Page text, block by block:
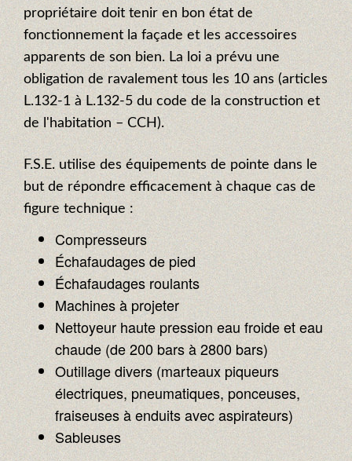
propriétaire doit tenir en bon état de
fonctionnement la façade et les accessoires
apparents de son bien. La loi a prévu une
obligation de ravalement tous les 10 ans (articles
L.132-1 à L.132-5 du code de la construction et
de l'habitation – CCH).
F.S.E. utilise des équipements de pointe dans le
but de répondre efficacement à chaque cas de
figure technique :
Compresseurs
Échafaudages de pied
Échafaudages roulants
Machines à projeter
Nettoyeur haute pression eau froide et eau
chaude (de 200 bars à 2800 bars)
Outillage divers (marteaux piqueurs
électriques, pneumatiques, ponceuses,
fraiseuses à enduits avec aspirateurs)
Sableuses